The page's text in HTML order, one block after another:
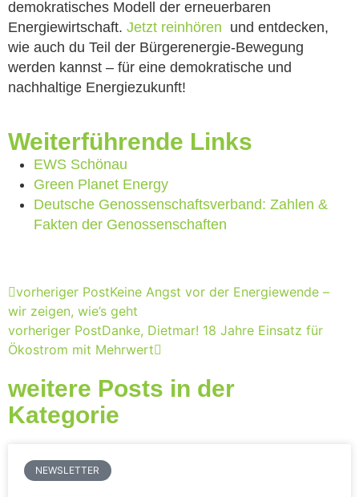
demokratisches Modell der erneuerbaren
Energiewirtschaft. Jetzt reinhören und entdecken,
wie auch du Teil der Bürgerenergie-Bewegung
werden kannst – für eine demokratische und
nachhaltige Energiezukunft!
Weiterführende Links
EWS Schönau
Green Planet Energy
Deutsche Genossenschaftsverband: Zahlen &
Fakten der Genossenschaften
vorheriger PostKeine Angst vor der Energiewende –
wir zeigen, wie’s geht
vorheriger PostDanke, Dietmar! 18 Jahre Einsatz für
Ökostrom mit Mehrwert
weitere Posts in der
Kategorie
NEWSLETTER